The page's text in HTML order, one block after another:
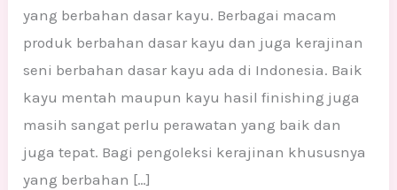
yang berbahan dasar kayu. Berbagai macam
produk berbahan dasar kayu dan juga kerajinan
seni berbahan dasar kayu ada di Indonesia. Baik
kayu mentah maupun kayu hasil finishing juga
masih sangat perlu perawatan yang baik dan
juga tepat. Bagi pengoleksi kerajinan khususnya
yang berbahan […]
kerajianan
dari
kayu